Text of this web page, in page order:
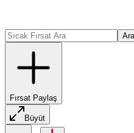
Ara
Fırsat Paylaş
Büyüt